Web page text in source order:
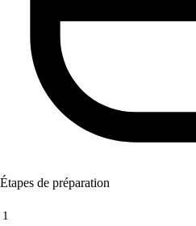
Étapes de préparation
1